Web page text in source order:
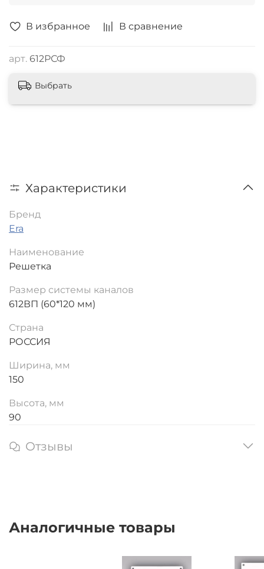
В избранное В сравнение
арт. 612РСФ
Выбрать
Характеристики
Бренд
Era
Наименование
Решетка
Размер системы каналов
612ВП (60*120 мм)
Страна
РОССИЯ
Ширина, мм
150
Высота, мм
90
Отзывы
Аналогичные товары